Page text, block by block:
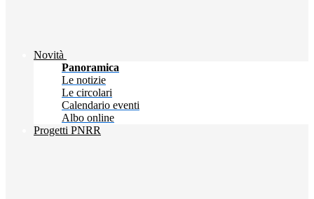
Novità
Panoramica
Le notizie
Le circolari
Calendario eventi
Albo online
Progetti PNRR